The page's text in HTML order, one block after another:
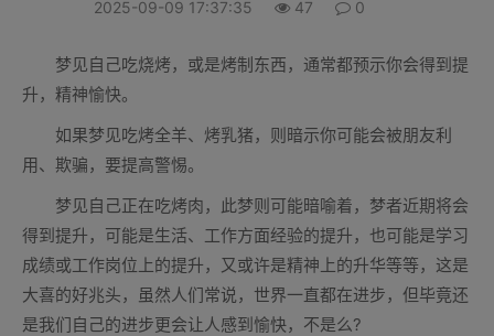
2025-09-09 17:37:35 47 0
梦见自己吃烧烤，或是烤制东西，通常都预示你会得到提
升，精神愉快。
如果梦见吃烤全羊、烤乳猪，则暗示你可能会被朋友利
用、欺骗，要提高警惕。
梦见自己正在吃烤肉，此梦则可能暗喻着，梦者近期将会
得到提升，可能是生活、工作方面经验的提升，也可能是学习
成绩或工作岗位上的提升，又或许是精神上的升华等等，这是
大喜的好兆头，虽然人们常说，世界一直都在进步，但毕竟还
是我们自己的进步更会让人感到愉快，不是么?